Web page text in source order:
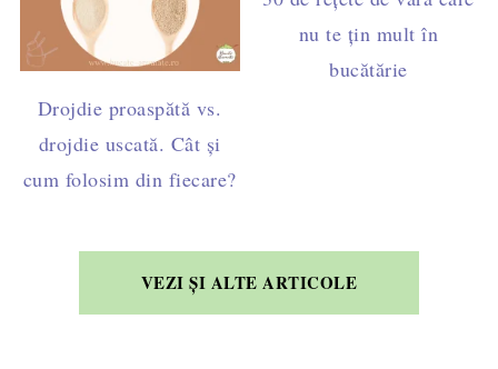
Drojdie proaspătă vs.
drojdie uscată. Cât și
cum folosim din fiecare?
nu te țin mult în
bucătărie
VEZI ȘI ALTE ARTICOLE